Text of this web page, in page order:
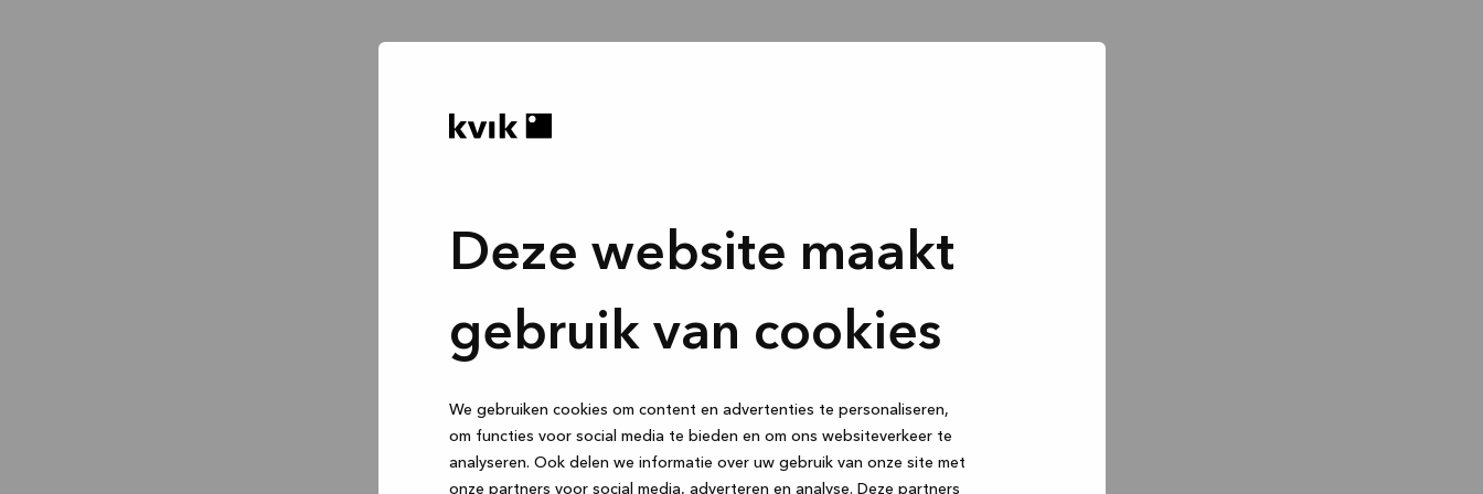
Deze website maakt
gebruik van cookies
We gebruiken cookies om content en advertenties te personaliseren,
om functies voor social media te bieden en om ons websiteverkeer te
analyseren. Ook delen we informatie over uw gebruik van onze site met
onze partners voor social media, adverteren en analyse. Deze partners